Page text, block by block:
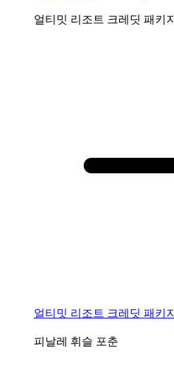
얼티밋 리조트 크레딧 패키지
얼티밋 리조트 크레딧 패키지
피날레 휘슬 포춘